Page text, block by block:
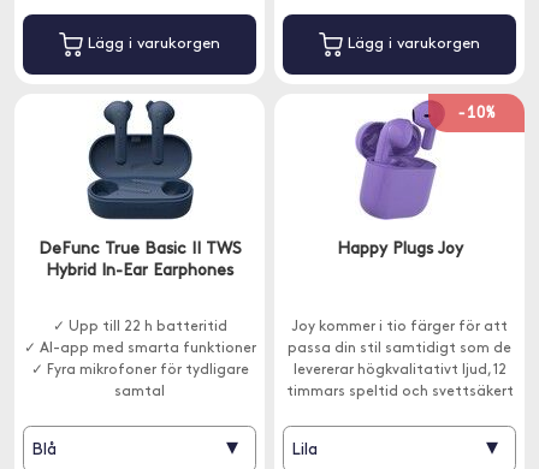
Lägg i varukorgen Lägg i varukorgen
DeFunc True Basic II TWS
Hybrid In-Ear Earphones
✓ Upp till 22 h batteritid
✓ AI-app med smarta funktioner
✓ Fyra mikrofoner för tydligare
samtal
Blå ▾
-10%
Happy Plugs Joy
Joy kommer i tio färger för att
passa din stil samtidigt som de
levererar högkvalitativt ljud, 12
timmars speltid och svettsäkert
Lila ▾